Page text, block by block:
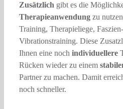
Zusätzlich gibt es die
Therapieanwendungzu
Training, Therapieliege,
Vibrationstraining. Diese
Ihnen eine noch individuellere
Rücken wieder zu einem
Partner zu machen. Damit
noch schneller.